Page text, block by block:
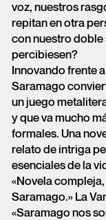
voz, nuestros
repitan en otra
con nuestro doble
percibiesen?
Innovando frente
Saramago
un juego
y que va mucho
formales. Una
relato de intriga
esenciales de la
«Novela
Saramago.» La
«Saramago nos